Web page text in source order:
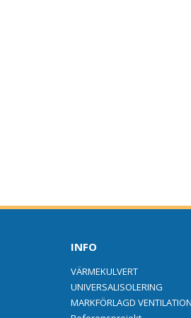
INFO
VÄRMEKULVERT
UNIVERSALISOLERING
MARKFÖRLAGD VENTILATION